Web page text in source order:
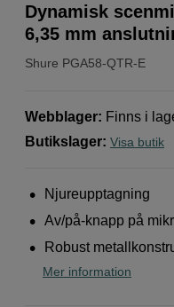
Shure PGA58-QTR-E
Dynamisk
6,35 mm
Webblager: Finns i
Butikslager: Visa butik
Njureupptagning
Av/på-knapp på
Robust
Mer information